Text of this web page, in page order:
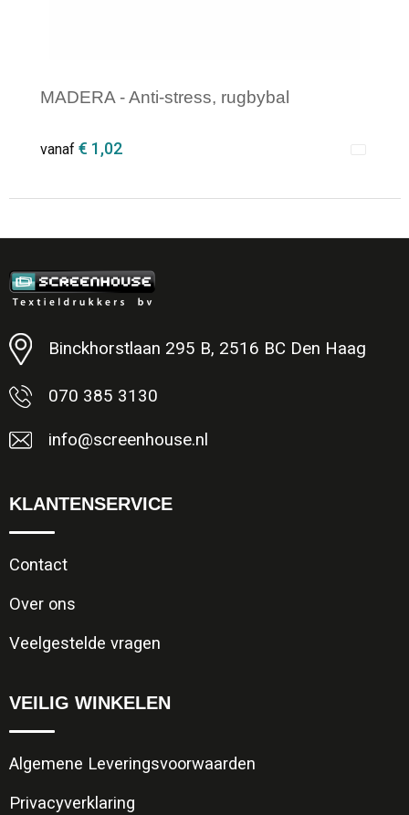
MADERA - Anti-stress, rugbybal
vanaf € 1,02
Binckhorstlaan 295 B, 2516 BC Den Haag
070 385 3130
info@screenhouse.nl
KLANTENSERVICE
Contact
Over ons
Veelgestelde vragen
VEILIG WINKELEN
Algemene Leveringsvoorwaarden
Privacyverklaring